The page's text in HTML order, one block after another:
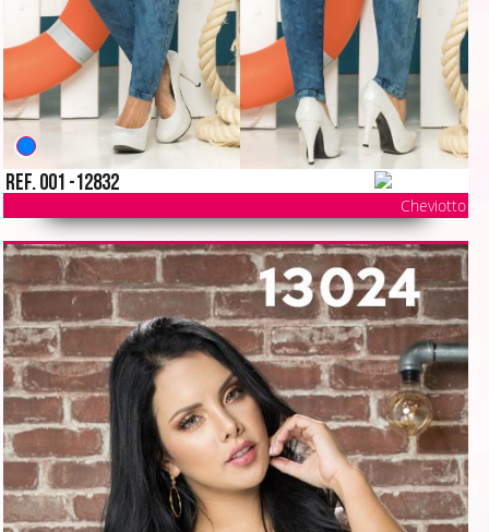
Ref. 001 -12832
Cheviotto